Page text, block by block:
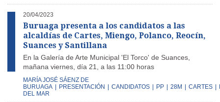
20/04/2023
Buruaga presenta a los candidatos a las
alcaldías de Cartes, Miengo, Polanco, Reocín,
Suances y Santillana
En la Galería de Arte Municipal 'El Torco' de Suances,
mañana viernes, día 21, a las 11:00 horas
MARÍA JOSÉ SÁENZ DE
BURUAGA
PRESENTACIÓN CANDIDATOS PP 28M CARTES
DEL MAR